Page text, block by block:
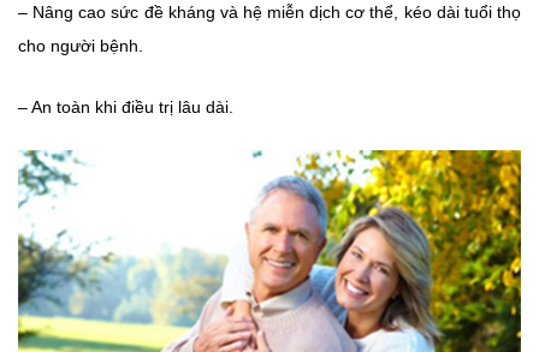
– Nâng cao sức đề kháng và hệ miễn dịch cơ thể, kéo dài tuổi thọ
cho người bệnh.
– An toàn khi điều trị lâu dài.